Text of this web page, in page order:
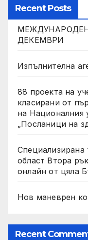
Recent Posts
ДЕКЕМВРИ
Изпълнителна
88 проекта на
класирани от
на Националния
„Посланици на
област Втора
онлайн от цяла
Нов маневрен
Recent